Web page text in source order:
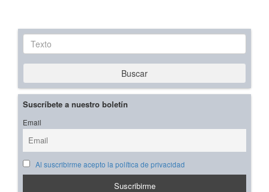
Texto
Buscar
Suscríbete a nuestro boletín
Email
Al suscribirme acepto la política de privacidad